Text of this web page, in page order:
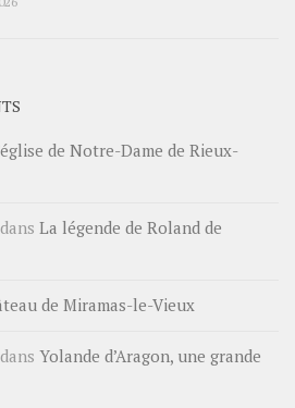
de Notre-Dame de Rieux-
dans La légende de Roland de
de Miramas-le-Vieux
dans Yolande d’Aragon, une grande